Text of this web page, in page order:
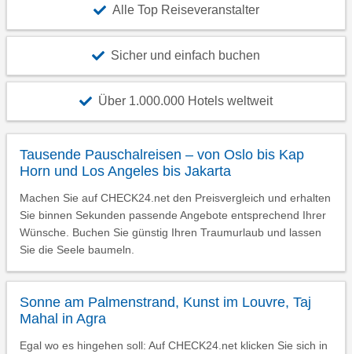
Alle Top Reiseveranstalter
Sicher und einfach buchen
Über 1.000.000 Hotels weltweit
Tausende Pauschalreisen – von Oslo bis Kap
Horn und Los Angeles bis Jakarta
Machen Sie auf CHECK24.net den Preisvergleich und erhalten
Sie binnen Sekunden passende Angebote entsprechend Ihrer
Wünsche. Buchen Sie günstig Ihren Traumurlaub und lassen
Sie die Seele baumeln.
Sonne am Palmenstrand, Kunst im Louvre, Taj
Mahal in Agra
Egal wo es hingehen soll: Auf CHECK24.net klicken Sie sich in